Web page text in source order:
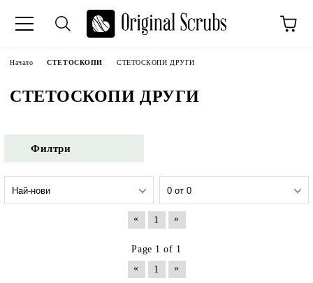
Начало СТЕТОСКОПИ СТЕТОСКОПИ ДРУГИ
СТЕТОСКОПИ ДРУГИ
Филтри
« 1 »
Page 1 of 1
«
1 »